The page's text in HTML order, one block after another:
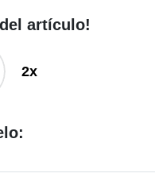
artículo!
2x